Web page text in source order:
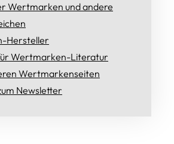
Wertmarken und andere
Hersteller
Wertmarken-Literatur
Wertmarkenseiten
Newsletter